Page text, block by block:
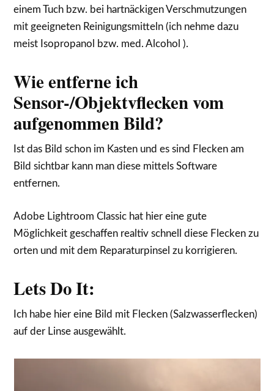
einem Tuch bzw. bei hartnäckigen Verschmutzungen
mit geeigneten Reinigungsmitteln (ich nehme dazu
meist Isopropanol bzw. med. Alcohol ).
Wie entferne ich
Sensor-/Objektvflecken vom
aufgenommen Bild?
Ist das Bild schon im Kasten und es sind Flecken am
Bild sichtbar kann man diese mittels Software
entfernen.
Adobe Lightroom Classic hat hier eine gute
Möglichkeit geschaffen realtiv schnell diese Flecken zu
orten und mit dem Reparaturpinsel zu korrigieren.
Lets Do It:
Ich habe hier eine Bild mit Flecken (Salzwasserflecken)
auf der Linse ausgewählt.